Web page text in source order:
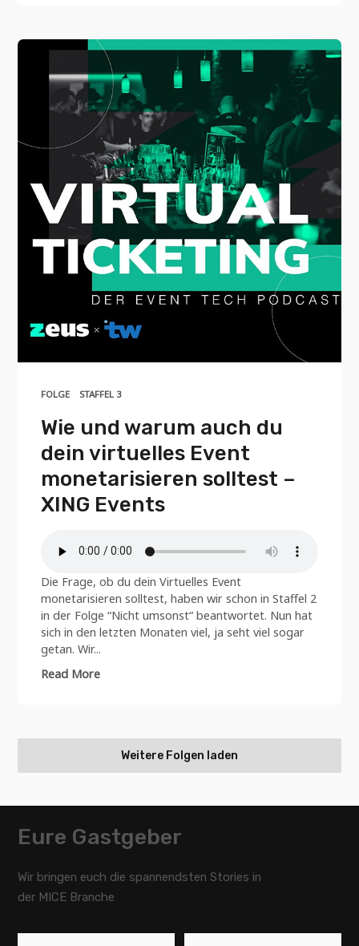
FOLGE STAFFEL 3
Wie und warum auch du
dein virtuelles Event
monetarisieren solltest –
XING Events
Die Frage, ob du dein Virtuelles Event
monetarisieren solltest, haben wir schon in Staffel 2
in der Folge “Nicht umsonst“ beantwortet. Nun hat
sich in den letzten Monaten viel, ja seht viel sogar
getan. Wir...
Read More
Weitere Folgen laden
Eure Gastgeber
Wir bringen euch die spannendsten Stories in
der MICE Branche